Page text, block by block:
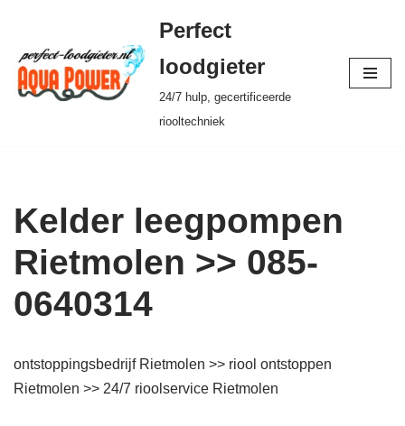
Ga
naar
de
Perfect
loodgieter
24/7 hulp, gecertificeerde
riooltechniek
Kelder leegpompen
Rietmolen >> 085-
0640314
ontstoppingsbedrijf Rietmolen >> riool ontstoppen
Rietmolen >> 24/7 rioolservice Rietmolen